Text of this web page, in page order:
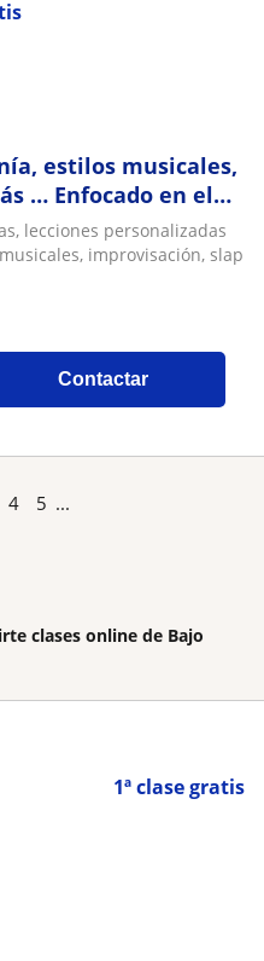
estilos musicales,
… Enfocado en el
aprender
lecciones personalizadas
improvisación, slap
Contactar
4 5 ...
clases online de Bajo
1ª clase gratis